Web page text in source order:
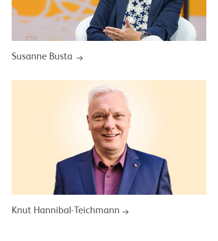
Susanne Busta
Knut Hannibal-Teichmann